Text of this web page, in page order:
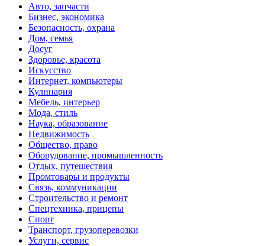
Авто, запчасти
Бизнес, экономика
Безопасность, охрана
Дом, семья
Досуг
Здоровье, красота
Искусство
Интернет, компьютеры
Кулинария
Мебель, интерьер
Мода, стиль
Наука, образование
Недвижимость
Общество, право
Оборудование, промышленность
Отдых, путешествия
Промтовары и продукты
Связь, коммуникации
Строительство и ремонт
Спецтехника, прицепы
Спорт
Транспорт, грузоперевозки
Услуги, сервис